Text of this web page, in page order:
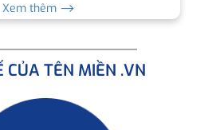
Xem thêm ⟶
CỦA TÊN MIỀN .VN